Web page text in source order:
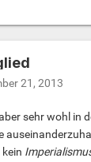
21, 2013
sehr wohl in